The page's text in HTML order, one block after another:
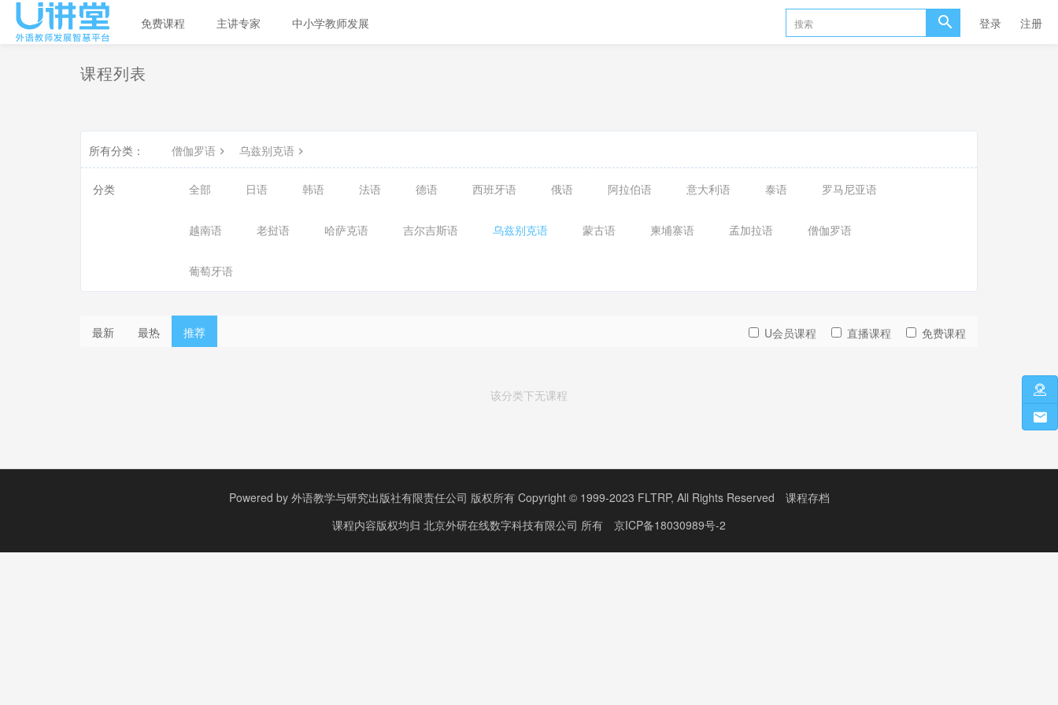
免费课程 主讲专家 中小学教师发展 登录 注册
课程列表
所有分类： 僧伽罗语 乌兹别克语
分类 全部 日语 韩语 法语 德语 西班牙语 俄语 阿拉伯语 意大利语 泰语 罗马尼亚语
越南语 老挝语 哈萨克语 吉尔吉斯语 乌兹别克语 蒙古语 柬埔寨语 孟加拉语 僧伽罗语
葡萄牙语
最新 最热 推荐 U会员课程 直播课程 免费课程
该分类下无课程
Powered by 外语教学与研究出版社有限责任公司 版权所有 Copyright © 1999-2023 FLTRP, All Rights Reserved
课程存档
课程内容版权均归 北京外研在线数字科技有限公司 所有 京ICP备18030989号-2